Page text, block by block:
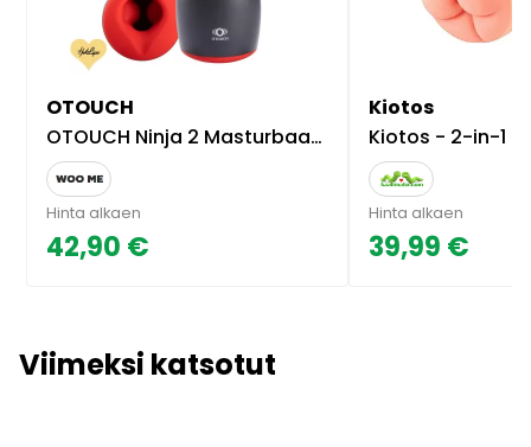
OTOUCH
OTOUCH Ninja 2 Masturbaattori
Hinta alkaen
42,90 €
Kiotos
Kiotos - 2-in-1 masturbaattori ja anustappi, kaksi yhdessä,
Hinta alkaen
39,99 €
Viimeksi katsotut